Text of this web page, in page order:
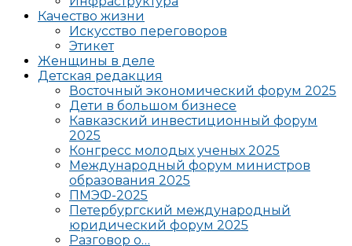
Качество жизни
Искусство переговоров
Этикет
Женщины в деле
Детская редакция
Восточный экономический форум 2025
Дети в большом бизнесе
Кавказский инвестиционный форум
2025
Конгресс молодых ученых 2025
Международный форум министров
образования 2025
ПМЭФ-2025
Петербургский международный
юридический форум 2025
Разговор о…